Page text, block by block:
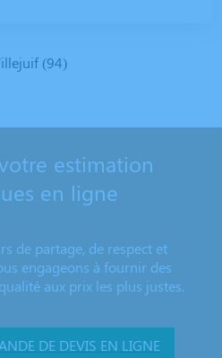
(94)
estimation
en ligne
de partage, de respect et
engageons à fournir des
aux prix les plus justes.
DE DEVIS EN LIGNE